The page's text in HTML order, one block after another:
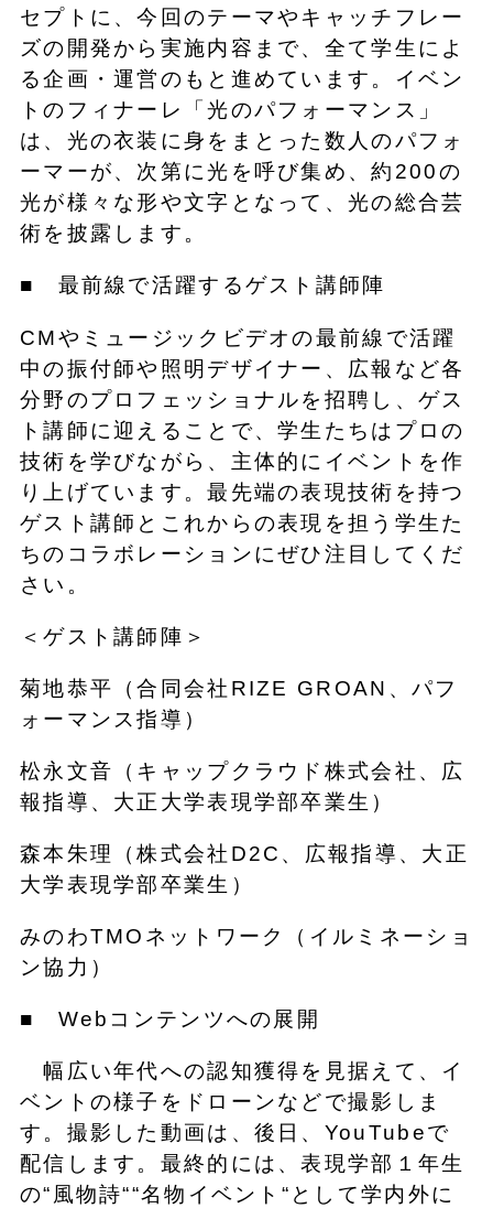
セプトに、今回のテーマやキャッチフレー
ズの開発から実施内容まで、全て学生によ
る企画・運営のもと進めています。イベン
トのフィナーレ「光のパフォーマンス」
は、光の衣装に身をまとった数人のパフォ
ーマーが、次第に光を呼び集め、約200の
光が様々な形や文字となって、光の総合芸
術を披露します。
■ 最前線で活躍するゲスト講師陣
CMやミュージックビデオの最前線で活躍
中の振付師や照明デザイナー、広報など各
分野のプロフェッショナルを招聘し、ゲス
ト講師に迎えることで、学生たちはプロの
技術を学びながら、主体的にイベントを作
り上げています。最先端の表現技術を持つ
ゲスト講師とこれからの表現を担う学生た
ちのコラボレーションにぜひ注目してくだ
さい。
＜ゲスト講師陣＞
菊地恭平（合同会社RIZE GROAN、パフ
ォーマンス指導）
松永文音（キャップクラウド株式会社、広
報指導、大正大学表現学部卒業生）
森本朱理（株式会社D2C、広報指導、大正
大学表現学部卒業生）
みのわTMOネットワーク（イルミネーショ
ン協力）
■ Webコンテンツへの展開
幅広い年代への認知獲得を見据えて、イ
ベントの様子をドローンなどで撮影しま
す。撮影した動画は、後日、YouTubeで
配信します。最終的には、表現学部１年生
の“風物詩““名物イベント“として学内外に